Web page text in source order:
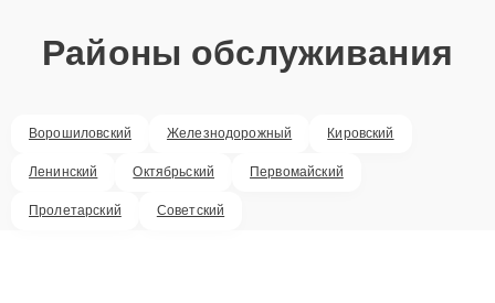
Районы обслуживания
Ворошиловский Железнодорожный Кировский
Ленинский Октябрьский Первомайский
Пролетарский Советский